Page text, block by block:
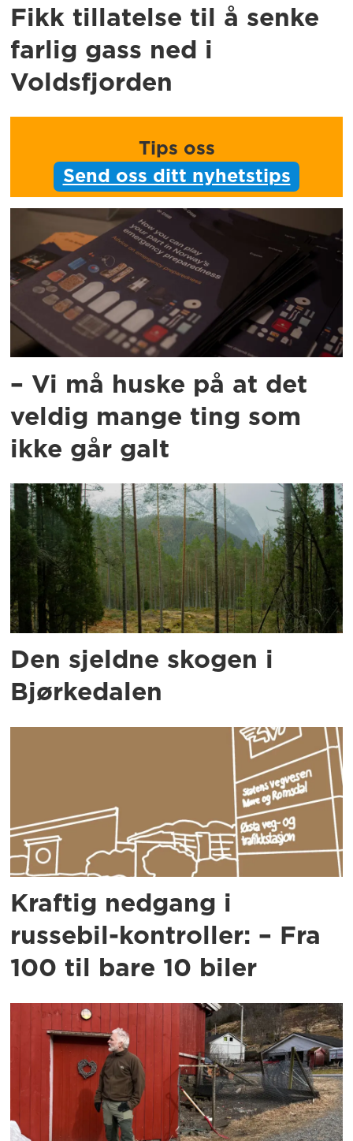
Fikk tillatelse til å senke
farlig gass ned i
Voldsfjorden
Tips oss
Send oss ditt nyhetstips
– Vi må huske på at det
veldig mange ting som
ikke går galt
Den sjeldne skogen i
Bjørkedalen
Kraftig nedgang i
russebil-kontroller: – Fra
100 til bare 10 biler